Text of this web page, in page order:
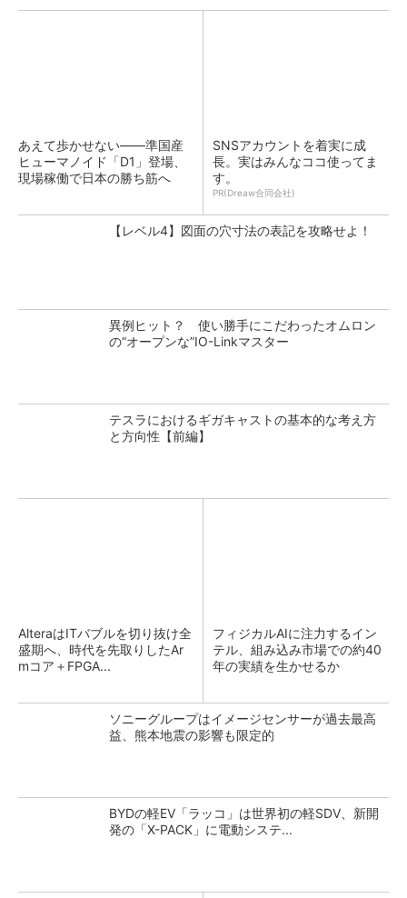
あえて歩かせない――準国産
ヒューマノイド「D1」登場、
現場稼働で日本の勝ち筋へ
SNSアカウントを着実に成
長。実はみんなココ使ってま
す。
PR(Dreaw合同会社)
【レベル4】図面の穴寸法の表記を攻略せよ！
異例ヒット？ 使い勝手にこだわったオムロン
の“オープンな”IO-Linkマスター
テスラにおけるギガキャストの基本的な考え方
と方向性【前編】
AlteraはITバブルを切り抜け全
盛期へ、時代を先取りしたAr
mコア＋FPGA...
フィジカルAIに注力するイン
テル、組み込み市場での約40
年の実績を生かせるか
ソニーグループはイメージセンサーが過去最高
益、熊本地震の影響も限定的
BYDの軽EV「ラッコ」は世界初の軽SDV、新開
発の「X-PACK」に電動システ...